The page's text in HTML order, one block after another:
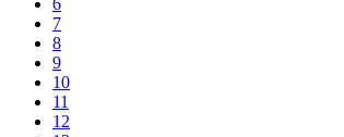
6
7
8
9
10
11
12